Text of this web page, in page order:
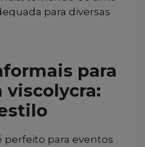
para diversas
para
viscolycra:
perfeito para eventos